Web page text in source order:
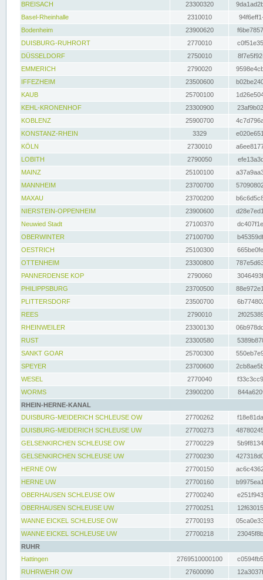
BREISACH
23300320
Basel-Rheinhalle
2310010
Bodenheim
23900620
DUISBURG-RUHRORT
2770010
DÜSSELDORF
2750010
EMMERICH
2790020
IFFEZHEIM
23500600
KAUB
25700100
KEHL-KRONENHOF
23300900
KOBLENZ
25900700
KONSTANZ-RHEIN
3329
KÖLN
2730010
LOBITH
2790050
MAINZ
25100100
MANNHEIM
23700700
MAXAU
23700200
NIERSTEIN-OPPENHEIM
23900600
Neuwied Stadt
27100370
OBERWINTER
27100700
OESTRICH
25100300
OTTENHEIM
23300800
PANNERDENSE KOP
2790060
PHILIPPSBURG
23700500
PLITTERSDORF
23500700
REES
2790010
RHEINWEILER
23300130
RUST
23300580
SANKT GOAR
25700300
SPEYER
23700600
WESEL
2770040
WORMS
23900200
RHEIN-HERNE-KANAL
DUISBURG-MEIDERICH SCHLEUSE OW
27700262
DUISBURG-MEIDERICH SCHLEUSE UW
27700273
GELSENKIRCHEN SCHLEUSE OW
27700229
GELSENKIRCHEN SCHLEUSE UW
27700230
HERNE OW
27700150
HERNE UW
27700160
OBERHAUSEN SCHLEUSE OW
27700240
OBERHAUSEN SCHLEUSE UW
27700251
WANNE EICKEL SCHLEUSE OW
27700193
WANNE EICKEL SCHLEUSE UW
27700218
RUHR
Hattingen
2769510000100
RUHRWEHR OW
27600090